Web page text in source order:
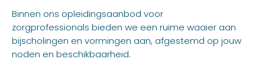
Binnen ons opleidingsaanbod voor
zorgprofessionals bieden we een ruime waaier aan
bijscholingen en vormingen aan, afgestemd op jouw
noden en beschikbaarheid.